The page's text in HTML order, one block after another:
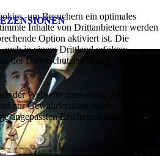
um Besuchern ein optimales
Inhalte von Drittanbietern werden
Option aktiviert ist. Die
in einem Drittland erfolgen.
der Datenschutzerklärung.
der Webseite notwendig, z.B. zum
zur Gewährleistung eines
angepassten Erscheinungsbilds der